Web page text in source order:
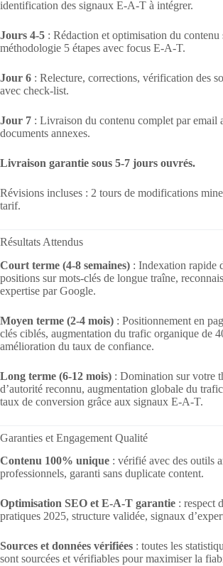
identification des signaux E-A-T à intégrer.
Jours 4-5 : Rédaction et optimisation du contenu
méthodologie 5 étapes avec focus E-A-T.
Jour 6 : Relecture, corrections, vérification des
avec check-list.
Jour 7 : Livraison du contenu complet par email
documents annexes.
Livraison garantie sous 5-7 jours ouvrés.
Révisions incluses : 2 tours de modifications
tarif.
Résultats Attendus
Court terme (4-8 semaines) : Indexation rapide
positions sur mots-clés de longue traîne,
expertise par Google.
Moyen terme (2-4 mois) : Positionnement en
clés ciblés, augmentation du trafic organique de
amélioration du taux de confiance.
Long terme (6-12 mois) : Domination sur votre
d’autorité reconnu, augmentation globale du
taux de conversion grâce aux signaux E-A-T.
Garanties et Engagement Qualité
Contenu 100% unique : vérifié avec des outils
professionnels, garanti sans duplicate content.
Optimisation SEO et E-A-T garantie : respect
pratiques 2025, structure validée, signaux
Sources et données vérifiées : toutes les
sont sourcées et vérifiables pour maximiser la